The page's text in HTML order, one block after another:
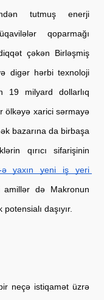
tutmuş enerji
qoparmağı
çəkən Birləşmiş
digər hərbi texnoloji
19 milyard dollarlıq
ölkəyə xarici sərmayə
bazarına da birbaşa
qırıcı sifarişinin
ə yaxın yeni iş yeri
də Makronun
daşıyır.
neçə istiqamət üzrə